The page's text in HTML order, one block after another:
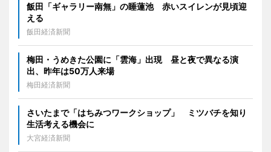
飯田「ギャラリー南無」の睡蓮池 赤いスイレンが見頃迎
える
飯田経済新聞
梅田・うめきた公園に「雲海」出現 昼と夜で異なる演
出、昨年は50万人来場
梅田経済新聞
さいたまで「はちみつワークショップ」 ミツバチを知り
生活考える機会に
大宮経済新聞